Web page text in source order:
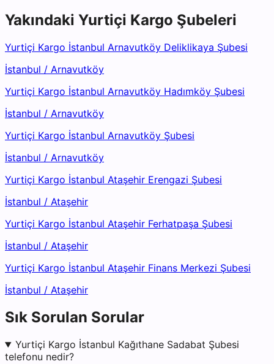
Yakındaki Yurtiçi Kargo Şubeleri
Yurtiçi Kargo İstanbul Arnavutköy Deliklikaya Şubesi
İstanbul / Arnavutköy
Yurtiçi Kargo İstanbul Arnavutköy Hadımköy Şubesi
İstanbul / Arnavutköy
Yurtiçi Kargo İstanbul Arnavutköy Şubesi
İstanbul / Arnavutköy
Yurtiçi Kargo İstanbul Ataşehir Erengazi Şubesi
İstanbul / Ataşehir
Yurtiçi Kargo İstanbul Ataşehir Ferhatpaşa Şubesi
İstanbul / Ataşehir
Yurtiçi Kargo İstanbul Ataşehir Finans Merkezi Şubesi
İstanbul / Ataşehir
Sık Sorulan Sorular
Yurtiçi Kargo İstanbul Kağıthane Sadabat Şubesi
telefonu nedir?